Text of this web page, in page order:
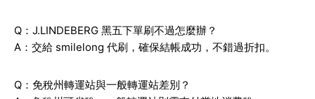
Q：J.LINDEBERG 黑五下單刷不過怎麼辦？
A：交給 smilelong 代刷，確保結帳成功，不錯過折扣。
Q：免稅州轉運站與一般轉運站差別？